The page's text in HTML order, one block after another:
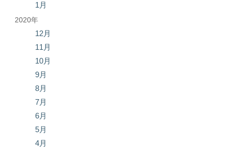
1月
2020年
12月
11月
10月
9月
8月
7月
6月
5月
4月